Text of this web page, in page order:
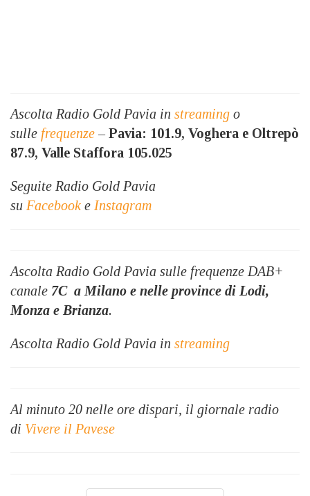
Ascolta Radio Gold Pavia in streaming o
sulle frequenze– Pavia: 101.9, Voghera e Oltrepò
87.9, Valle Staffora 105.025
Seguite Radio Gold Pavia
su Facebook e Instagram
Ascolta Radio Gold Pavia sulle frequenze DAB+
canale 7C a Milano e nelle province di Lodi,
Monza e Brianza.
Ascolta Radio Gold Pavia in streaming
Al minuto 20 nelle ore dispari, il giornale radio
di Vivere il Pavese